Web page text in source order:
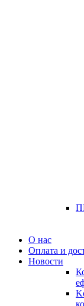
О нас
Оплата и
Новости